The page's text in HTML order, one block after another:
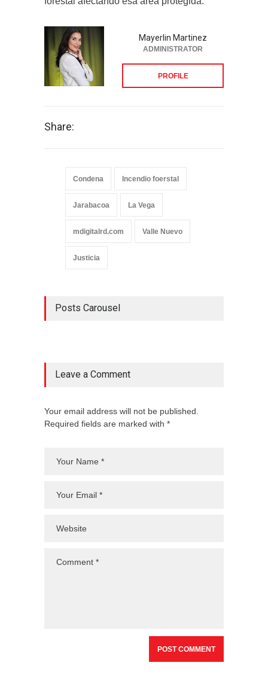
Mayerlin Martinez
ADMINISTRATOR
PROFILE
Share:
Condena Incendio foerstal
Jarabacoa La Vega
mdigitalrd.com Valle Nuevo
Justicia
Posts Carousel
Leave a Comment
Your email address will not be published.
Required fields are marked with *